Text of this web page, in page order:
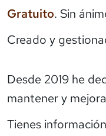
Gratuito. Sin
Creado y
Desde 2019 he
mantener y
Tienes